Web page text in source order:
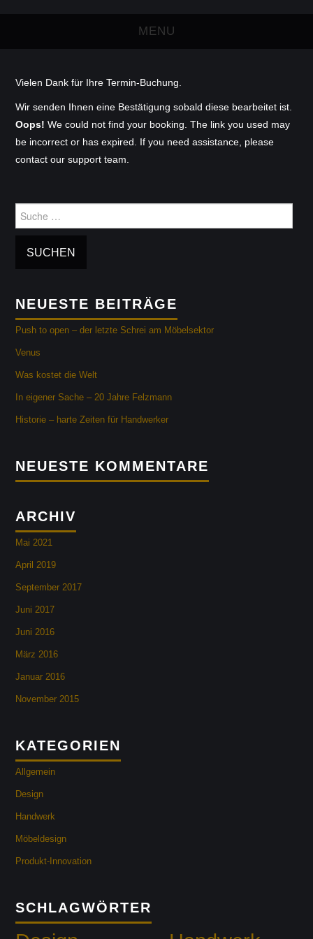
MENU
planung
design.möbel.macher
über uns
kontakt
zum.blog
Vielen Dank für Ihre Termin-Buchung.
Wir senden Ihnen eine Bestätigung sobald diese bearbeitet ist.
Oops! We could not find your booking. The link you used may
be incorrect or has expired. If you need assistance, please
contact our support team.
nach:
NEUESTE BEITRÄGE
Push to open – der letzte Schrei am Möbelsektor
Venus
Was kostet die Welt
In eigener Sache – 20 Jahre Felzmann
Historie – harte Zeiten für Handwerker
NEUESTE KOMMENTARE
ARCHIV
Mai 2021
April 2019
September 2017
Juni 2017
Juni 2016
März 2016
Januar 2016
November 2015
KATEGORIEN
Allgemein
Design
Handwerk
Möbeldesign
Produkt-Innovation
SCHLAGWÖRTER